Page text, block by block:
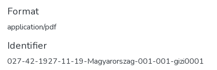
Format
application/pdf
Identifier
027-42-1927-11-19-Magyarorszag-001-001-gizi0001